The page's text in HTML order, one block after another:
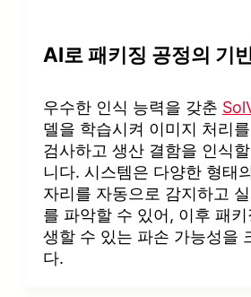
AI로 패키징 공정의 기
우수한 인식 능력을 갖춘
델을 학습시켜 이미지 처리
검사하고 생산 결함을 인식
니다. 시스템은 다양한 형태
자리를 자동으로 감지하고
를 파악할 수 있어, 이후 패
생할 수 있는 파손 가능성을
다.